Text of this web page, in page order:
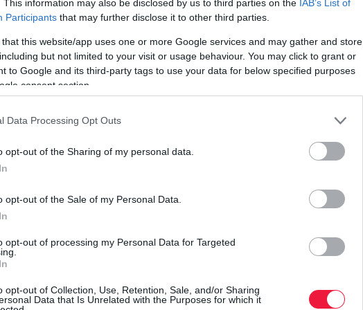
This information may also be disclosed by us to third parties on the IAB’s List of
Participants that may further disclose it to other third parties.
that this website/app uses one or more Google services and may gather and store
but not limited to your visit or usage behaviour. You may click to grant or
to Google and its third-party tags to use your data for below specified purposes
consent section.
Data Processing Opt Outs
opt-out of the Sharing of my personal data.
opt-out of the Sale of my Personal Data.
opt-out of processing my Personal Data for Targeted
opt-out of Collection, Use, Retention, Sale, and/or Sharing
Data that Is Unrelated with the Purposes for which it
boldog vagyok, hogy ilyen szép eredményt sikerült
élem meg, hogy egy versenyen indulhattam
a borok iránt szakmai karrierjének legelejére tehető.
szakmát és az évek múlásával a saját karrierutamat is
hogy minél szélesebb körben megismerjék boraikat.
ahhoz, hogy egy szőlőfürtből hogyan lesz ez a